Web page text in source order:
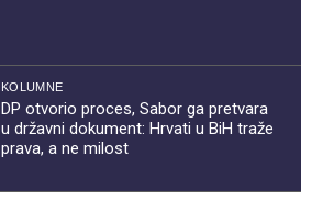
KOLUMNE
DP otvorio proces, Sabor ga pretvara
u državni dokument: Hrvati u BiH traže
prava, a ne milost